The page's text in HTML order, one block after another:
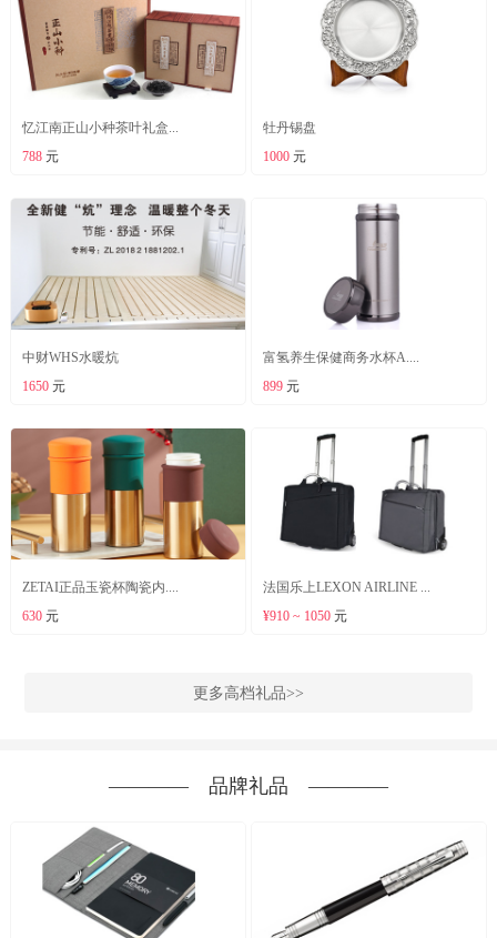
忆江南正山小种茶叶礼盒...
788元
牡丹锡盘
1000 元
中财WHS水暖炕
1650元
富氢养生保健商务水杯A....
899 元
ZETAI正品玉瓷杯陶瓷内....
630元
法国乐上LEXON AIRLINE ...
¥910 ~ 1050 元
更多高档礼品>>
―――― 品牌礼品 ――――